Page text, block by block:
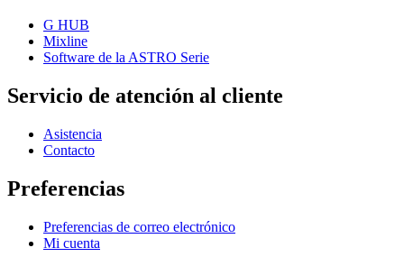
G HUB
Mixline
Software de la ASTRO Serie
Servicio de atención al cliente
Asistencia
Contacto
Preferencias
Preferencias de correo electrónico
Mi cuenta